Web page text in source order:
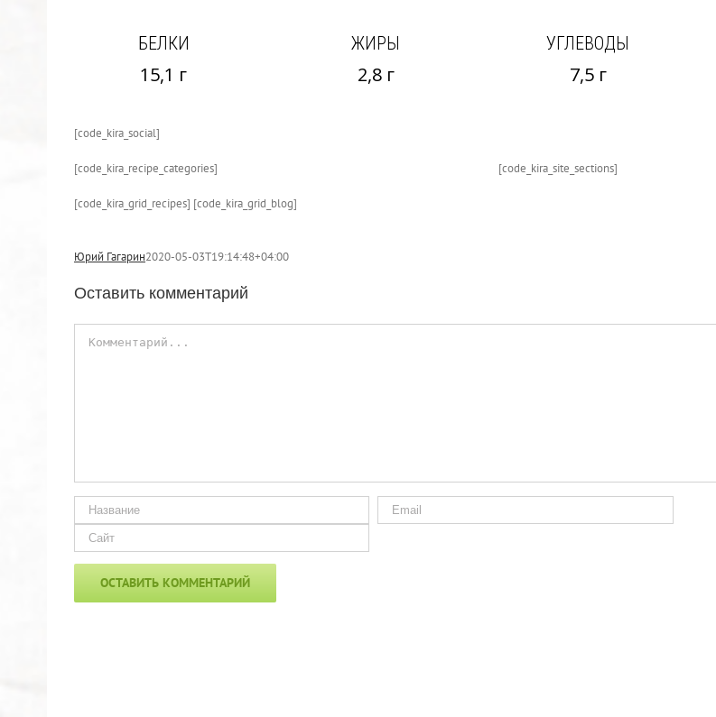
БЕЛКИ
15,1 г
ЖИРЫ
2,8 г
УГЛЕВОДЫ
7,5 г
[code_kira_social]
[code_kira_recipe_categories] [code_kira_site_sections]
[code_kira_grid_recipes] [code_kira_grid_blog]
Юрий Гагарин2020-05-03T19:14:48+04:00
Оставить комментарий